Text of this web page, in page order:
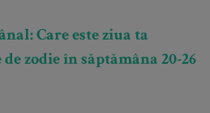
Care este ziua ta
zodie în săptămâna 20-26